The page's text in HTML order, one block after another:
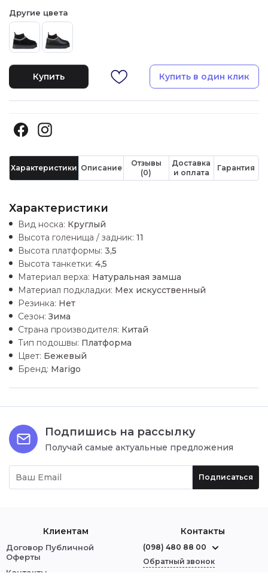
Другие цвета
Купить Купить в один клик
Характеристики Описание
Отзывы
(0)
Доставка
и оплата
Гарантия
Характеристики
Вид носка: Круглый
Высота голенища / задник: 11
Высота платформы: 3,5
Высота танкетки: 4,5
Материал верха: Натуральная замша
Материал подкладки: Мех искусственный
Резинка: Нет
Сезон: Зима
Страна производителя: Китай
Тип подошвы: Платформа
Цвет: Бежевый
Бренд: Marigo
Подпишись на рассылку
Получай самые актуальные предложения
Подписаться
Клиентам
Договор Публичной
Оферты
Контакты
Контакты
(098) 480 88 00
Обратный звонок